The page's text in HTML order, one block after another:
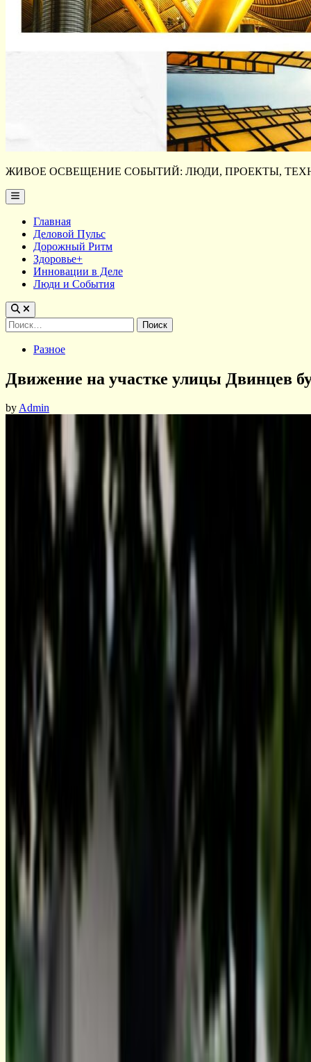
ЖИВОЕ ОСВЕЩЕНИЕ СОБЫТИЙ: ЛЮДИ, ПРОЕКТЫ,
Main
Menu
Главная
Деловой Пульс
Дорожный Ритм
Здоровье+
Инновации в Деле
Люди и События
Найти:
PostedРазное
Движение на участке улицы Двинцев
byAdmin